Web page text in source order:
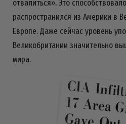
отвалиться». Это
распространился из Америки в
Европе. Даже сейчас уровень
Великобритании значительно
мира.